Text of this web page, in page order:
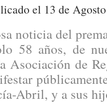
el 13 de
noticia del
58 años, de
Asociación de
Abril, y a sus